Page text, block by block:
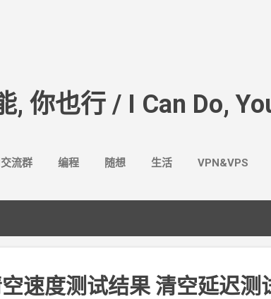
, 你也行 / I Can Do,
流群 编程 随想 生活 VPN&VPS
速度测试结果 清空延迟测